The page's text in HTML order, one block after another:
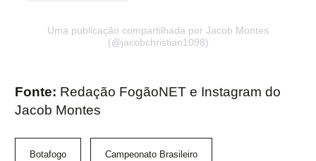
Uma publicação compartilhada por Jacob Montes
(@jacobchristian1098)
Fonte: Redação FogãoNET e Instagram do
Jacob Montes
Botafogo Campeonato Brasileiro